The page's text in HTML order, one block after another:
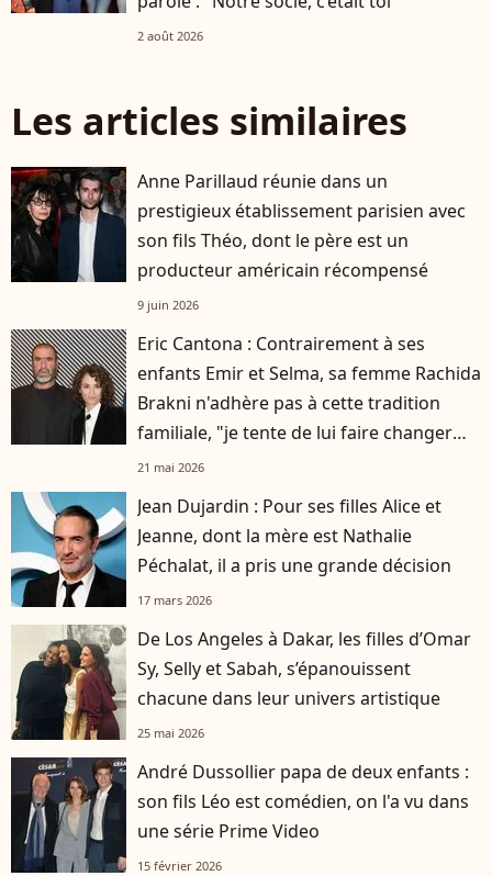
2 août 2026
Les articles similaires
Anne Parillaud réunie dans un
prestigieux établissement parisien avec
son fils Théo, dont le père est un
producteur américain récompensé
9 juin 2026
Eric Cantona : Contrairement à ses
enfants Emir et Selma, sa femme Rachida
Brakni n'adhère pas à cette tradition
familiale, "je tente de lui faire changer
d'avis"
21 mai 2026
Jean Dujardin : Pour ses filles Alice et
Jeanne, dont la mère est Nathalie
Péchalat, il a pris une grande décision
17 mars 2026
De Los Angeles à Dakar, les filles d’Omar
Sy, Selly et Sabah, s’épanouissent
chacune dans leur univers artistique
25 mai 2026
André Dussollier papa de deux enfants :
son fils Léo est comédien, on l'a vu dans
une série Prime Video
15 février 2026